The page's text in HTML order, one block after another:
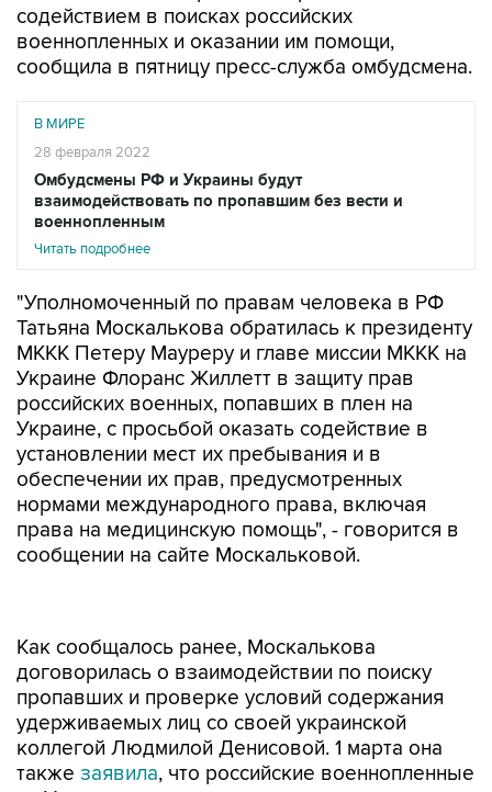
содействием в поисках российских
военнопленных и оказании им помощи,
сообщила в пятницу пресс-служба омбудсмена.
В МИРЕ
28 февраля 2022
Омбудсмены РФ и Украины будут
взаимодействовать по пропавшим без вести и
военнопленным
Читать подробнее
"Уполномоченный по правам человека в РФ
Татьяна Москалькова обратилась к президенту
МККК Петеру Мауреру и главе миссии МККК на
Украине Флоранс Жиллетт в защиту прав
российских военных, попавших в плен на
Украине, с просьбой оказать содействие в
установлении мест их пребывания и в
обеспечении их прав, предусмотренных
нормами международного права, включая
права на медицинскую помощь", - говорится в
сообщении на сайте Москальковой.
пропавших и проверке условий содержания
удерживаемых лиц со своей украинской
коллегой Людмилой Денисовой. 1 марта она
такжезаявила, что российские военнопленные
на Украине подвергаются пыткам, и призвала
Денисову работать над их предотвращением.